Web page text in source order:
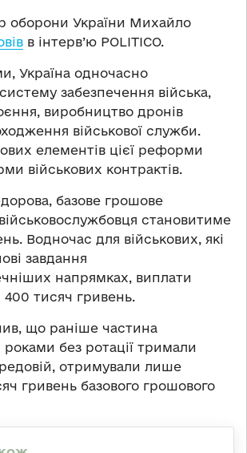
оборони України Михайло
в інтерв’ю POLITICO.
Україна одночасно
забезпечення війська,
виробництво дронів
військової служби.
елементів цієї реформи
військових контрактів.
базове грошове
становитиме
Водночас для військових, які
завдання
напрямках, виплати
тисяч гривень.
що раніше частина
роками без ротації тримали
отримували лише
гривень базового грошового